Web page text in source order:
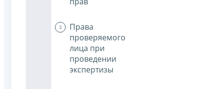
Права
проверяемого
лица при
проведении
экспертизы